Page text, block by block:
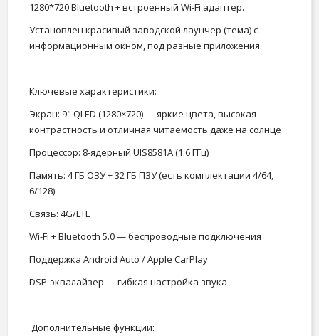
1280*720 Вluеtооth + встроенный Wi-Fi адаптер.
Установлен красивый заводской лаунчер (тема) с
информационным окном, под разные приложения.
Ключевые характеристики:
Экран: 9" QLED (1280×720) — яркие цвета, высокая
контрастность и отличная читаемость даже на солнце
Процессор: 8-ядерный UIS8581A (1.6 ГГц)
Память: 4 ГБ ОЗУ + 32 ГБ ПЗУ (есть комплектации 4/64,
6/128)
Связь: 4G/LTE
Wi-Fi + Bluetooth 5.0 — беспроводные подключения
Поддержка Android Auto / Apple CarPlay
DSP-эквалайзер — гибкая настройка звука
Дополнительные функции: